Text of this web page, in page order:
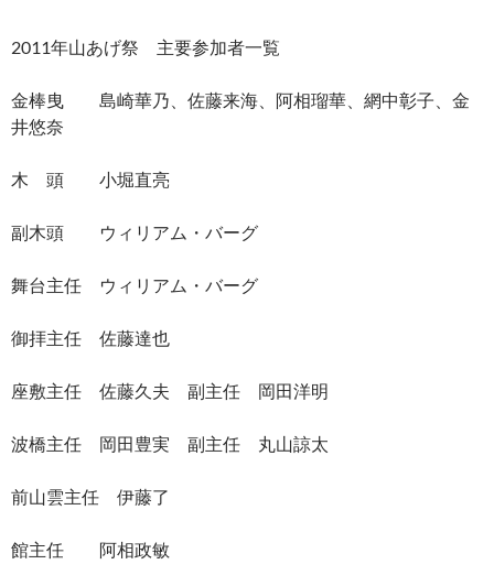
2011年山あげ祭 主要参加者一覧
金棒曳 島崎華乃、佐藤来海、阿相瑠華、網中彰子、金
井悠奈
木 頭 小堀直亮
副木頭 ウィリアム・バーグ
舞台主任 ウィリアム・バーグ
御拝主任 佐藤達也
座敷主任 佐藤久夫 副主任 岡田洋明
波橋主任 岡田豊実 副主任 丸山諒太
前山雲主任 伊藤了
館主任 阿相政敏